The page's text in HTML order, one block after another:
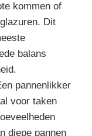
kommen of
Dit
balans
pannenlikker
voor taken
diepe pannen